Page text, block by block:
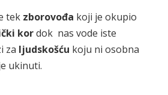
tek zborovođa koji je okupio
kordok nas vode iste
za ljudskošću koju ni osobna
ukinuti.